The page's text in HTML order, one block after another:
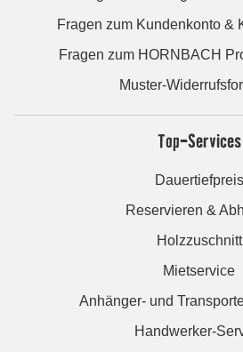
Fragen zum Kundenkonto &
Fragen zum HORNBACH
Muster-
Top-Services
Dauertiefpreis
Reservieren &
Holzzuschnitt
Mietservice
Anhänger- und
Handwerker-